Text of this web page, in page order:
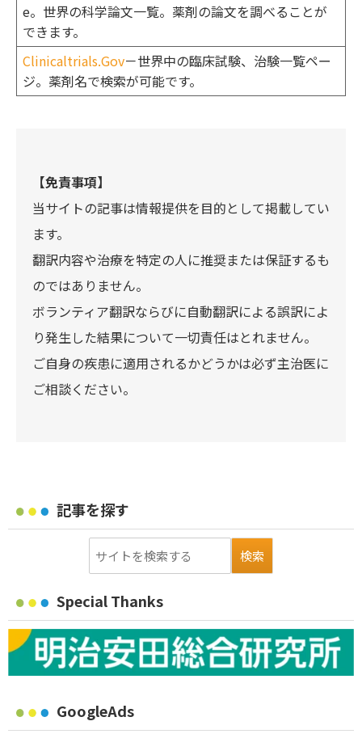
e。世界の科学論文一覧。薬剤の論文を調べることが
できます。
Clinicaltrials.Gov－世界中の臨床試験、治験一覧ペー
ジ。薬剤名で検索が可能です。
【免責事項】
当サイトの記事は情報提供を目的として掲載してい
ます。
翻訳内容や治療を特定の人に推奨または保証するも
のではありません。
ボランティア翻訳ならびに自動翻訳による誤訳によ
り発生した結果について一切責任はとれません。
ご自身の疾患に適用されるかどうかは必ず主治医に
ご相談ください。
記事を探す
Special Thanks
GoogleAds